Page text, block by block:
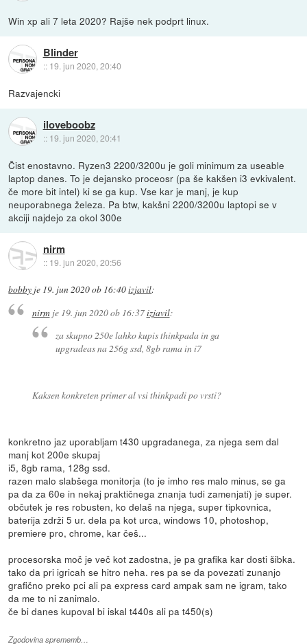
Win xp ali 7 leta 2020? Rajše nek podprt linux.
Blinder
:: 19. jun 2020, 20:40
Razvajencki
iloveboobz
:: 19. jun 2020, 20:41
Čist enostavno. Ryzen3 2200/3200u je goli minimum za useable
laptop danes. To je dejansko proceosr (pa še kakšen i3 evkivalent.
če more bit intel) ki se ga kup. Vse kar je manj, je kup
neuporabnega železa. Pa btw, kakšni 2200/3200u laptopi se v
akciji najdejo za okol 300e
nirm
:: 19. jun 2020, 20:56
bobby je 19. jun 2020 ob 16:40izjavil:
nirmje 19. jun 2020 ob 16:37izjavil:
za skupno 250e lahko kupis thinkpada in ga
upgradeas na 256g ssd, 8gb rama in i7
Kaksen konkreten primer al vsi thinkpadi po vrsti?
konkretno jaz uporabljam t430 upgradanega, za njega sem dal
manj kot 200e skupaj
i5, 8gb rama, 128g ssd.
razen malo slabšega monitorja (to je imho res malo minus, se ga
pa da za 60e in nekaj praktičnega znanja tudi zamenjati) je super.
občutek je res robusten, ko delaš na njega, super tipkovnica,
baterija zdrži 5 ur. dela pa kot urca, windows 10, photoshop,
premiere pro, chrome, kar češ...
procesorska moč je več kot zadostna, je pa grafika kar dosti šibka.
tako da pri igricah se hitro neha. res pa se da povezati zunanjo
grafično preko pci ali pa express card ampak sam ne igram, tako
da me to ni zanimalo.
če bi danes kupoval bi iskal t440s ali pa t450(s)
Zgodovina sprememb…